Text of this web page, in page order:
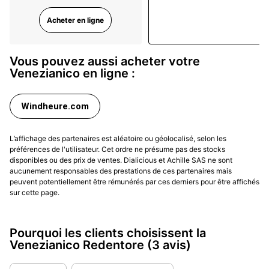
l’esprit Redentore : une montre habillée, mais avec un
twist de construction. Dans la vie réelle,
devient un vrai confort quand on aime lire
montre technique.
Boîtier, bracelet et confort au quotidien
Redentore vit d’abord par ses proportions, et la
différence entre 36 mm et 40 mm change réellement
l’expérience. En 36 mm, la série privilégie une
élégance plus classique, avec une longueur corne à
corne contenue et une épaisseur annoncée qui reste
raisonnable pour une automatique, ce qui aide sous
annoncée à 3 ATM, cohérente avec une montre de
ville. Dans cette configuration, la montre assume une
présence discrète, presque “habillée quotidienne”, et
Acheter en ligne
Vous pouvez aussi acheter votre
Venezianico en ligne :
Windheure.com
L’affichage des partenaires est aléatoire ou géolocalisé, selon les
préférences de l'utilisateur. Cet ordre ne présume pas des stocks
disponibles ou des prix de ventes. Dialicious et Achille SAS ne sont
aucunement responsables des prestations de ces partenaires mais
peuvent potentiellement être rémunérés par ces derniers pour être affichés
sur cette page.
Pourquoi les clients choisissent la
Venezianico Redentore (3 avis)